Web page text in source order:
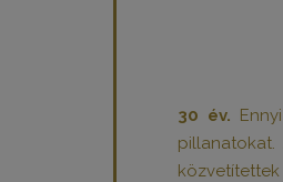
30 év.